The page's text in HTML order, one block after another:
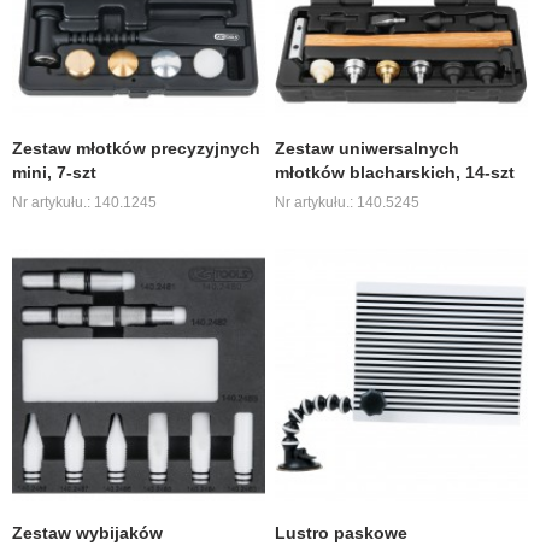
Zestaw młotków precyzyjnych
mini, 7-szt
Nr artykułu.: 140.1245
Zestaw uniwersalnych
młotków blacharskich, 14-szt
Nr artykułu.: 140.5245
Zestaw wybijaków
Lustro paskowe